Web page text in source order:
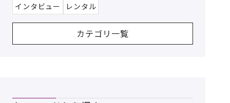
インタビュー
レンタル
カテゴリ一覧